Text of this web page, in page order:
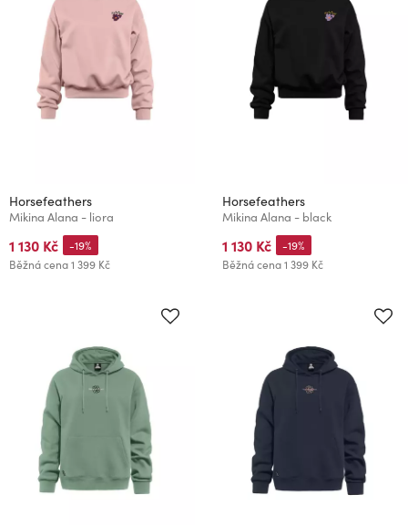
Horsefeathers
Mikina Alana - liora
1 130 Kč
Běžná cena1 399 Kč
-19%
Horsefeathers
Mikina Alana - black
1 130 Kč
Běžná cena1 399 Kč
-19%